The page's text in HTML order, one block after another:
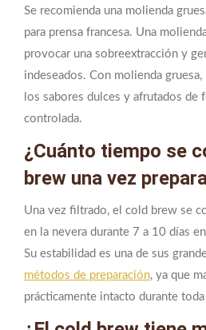
Se recomienda una molienda
para prensa francesa. Una
provocar una sobreextracción y
indeseados. Con molienda
los sabores dulces y afrutados de
controlada.
¿Cuánto tiempo se
brew una vez
Una vez filtrado, el cold brew se
en la nevera durante 7 a 10 días
Su estabilidad es una de sus
métodos de preparación, ya que
prácticamente intacto durante toda